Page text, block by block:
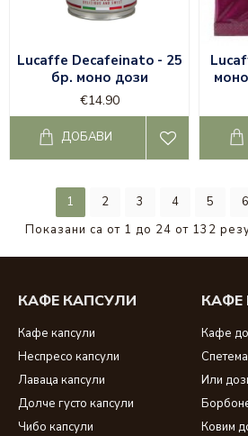
Lucaffe Decafeinato - 25
бр. моно дози
€14.90
ДОБАВИ
1 2 3 4 5
6
Показани са от 1 до 24 от 132
КАФЕ КАПСУЛИ
Кафе капсули
Неспресо капсули
Лаваца капсули
Долче густо капсули
Чибо капсули
КАФЕ
Кафе
Или
Ковим